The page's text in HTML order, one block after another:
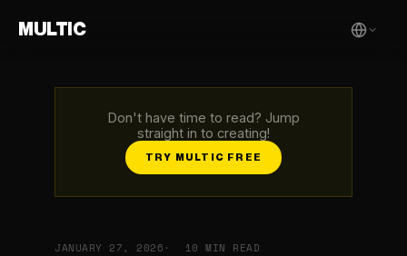
MULTIC
Don't have time to read? Jump
straight in to creating!
TRY MULTIC FREE
JANUARY 27, 2026 10 MIN READ